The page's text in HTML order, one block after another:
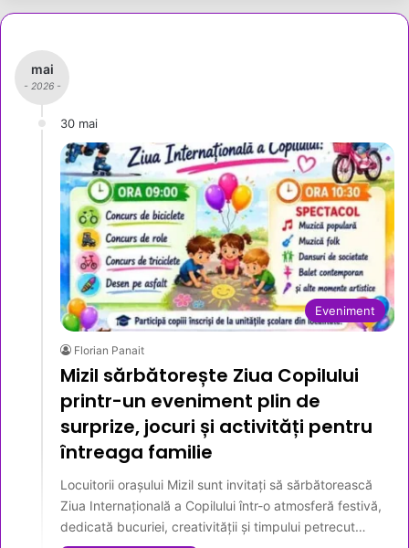
mai
- 2026 -
30 mai
Eveniment
Florian Panait
Mizil sărbătorește Ziua Copilului
printr-un eveniment plin de
surprize, jocuri și activități pentru
întreaga familie
Locuitorii orașului Mizil sunt invitați să sărbătorească
Ziua Internațională a Copilului într-o atmosferă festivă,
dedicată bucuriei, creativității și timpului petrecut…